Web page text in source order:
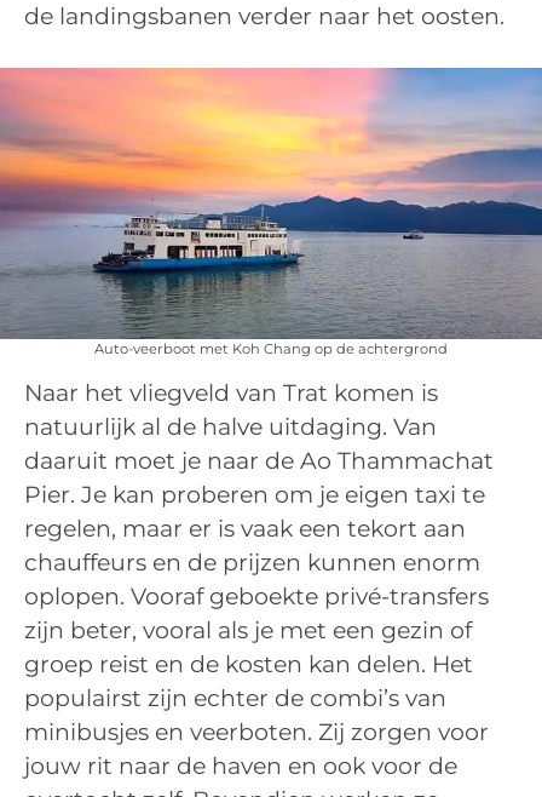
de landingsbanen verder naar het oosten.
Auto-veerboot met Koh Chang op de achtergrond
Naar het vliegveld van Trat komen is
natuurlijk al de halve uitdaging. Van
daaruit moet je naar de Ao Thammachat
Pier. Je kan proberen om je eigen taxi te
regelen, maar er is vaak een tekort aan
chauffeurs en de prijzen kunnen enorm
oplopen. Vooraf geboekte privé-transfers
zijn beter, vooral als je met een gezin of
groep reist en de kosten kan delen. Het
populairst zijn echter de combi’s van
minibusjes en veerboten. Zij zorgen voor
jouw rit naar de haven en ook voor de